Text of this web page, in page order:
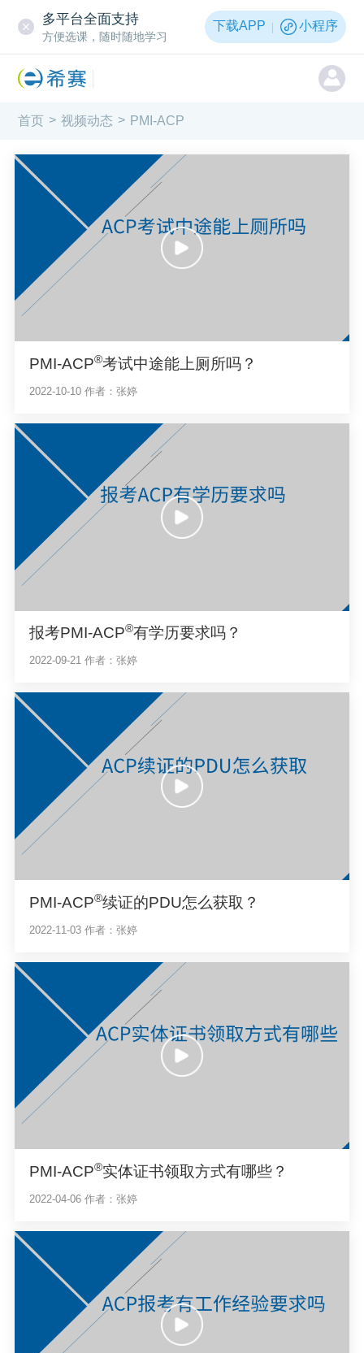
多平台全面支持
方便选课，随时随地学习
下载APP 小程序
首页 > 视频动态 > PMI-ACP
PMI-ACP®考试中途能上厕所吗？
2022-10-10 作者：张婷
报考PMI-ACP®有学历要求吗？
2022-09-21 作者：张婷
PMI-ACP®续证的PDU怎么获取？
2022-11-03 作者：张婷
PMI-ACP®实体证书领取方式有哪些？
2022-04-06 作者：张婷